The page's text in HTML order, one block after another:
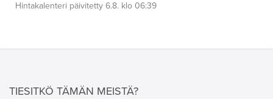
Hintakalenteri päivitetty 6.8. klo 06:39
TIESITKÖ TÄMÄN MEISTÄ?